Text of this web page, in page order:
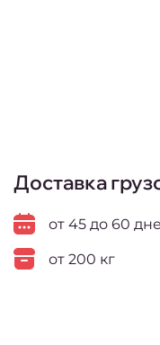
Доставка
от 45 до 60
от 200 кг